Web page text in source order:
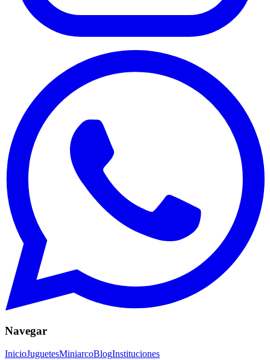
Navegar
InicioJuguetesMiniarcoBlogInstituciones